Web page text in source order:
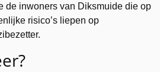
de inwoners van Diksmuide die op
risico’s liepen op